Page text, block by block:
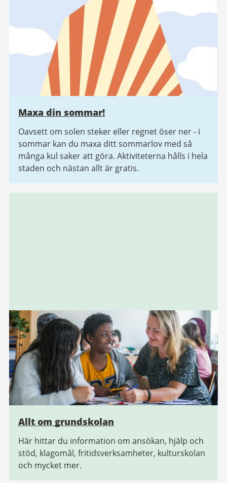
Maxa din sommar!
Oavsett om solen steker eller regnet öser ner - i
sommar kan du maxa ditt sommarlov med så
många kul saker att göra. Aktiviteterna hålls i hela
staden och nästan allt är gratis.
Allt om grundskolan
Här hittar du information om ansökan, hjälp och
stöd, klagomål, fritidsverksamheter, kulturskolan
och mycket mer.